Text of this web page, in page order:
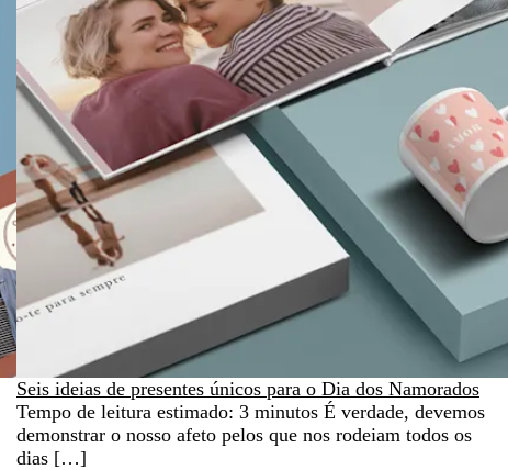
Seis ideias de presentes únicos para o Dia dos Namorados
Tempo de leitura estimado: 3 minutos É verdade, devemos
demonstrar o nosso afeto pelos que nos rodeiam todos os
dias […]